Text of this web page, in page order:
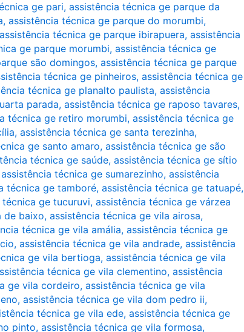
ge pari, assistência técnica ge parque da
, assistência técnica ge parque do morumbi,
assistência técnica ge parque ibirapuera, assistência
ge parque morumbi, assistência técnica ge
são domingos, assistência técnica ge parque
técnica ge pinheiros, assistência técnica ge
técnica ge planalto paulista, assistência
parada, assistência técnica ge raposo tavares,
técnica ge retiro morumbi, assistência técnica ge
, assistência técnica ge santa terezinha,
ge santo amaro, assistência técnica ge são
técnica ge saúde, assistência técnica ge sítio
assistência técnica ge sumarezinho, assistência
técnica ge tamboré, assistência técnica ge tatuapé,
técnica ge tucuruvi, assistência técnica ge várzea
de baixo, assistência técnica ge vila airosa,
técnica ge vila amália, assistência técnica ge
, assistência técnica ge vila andrade, assistência
ge vila bertioga, assistência técnica ge vila
técnica ge vila clementino, assistência
ge vila cordeiro, assistência técnica ge vila
, assistência técnica ge vila dom pedro ii,
técnica ge vila ede, assistência técnica ge
pinto, assistência técnica ge vila formosa,